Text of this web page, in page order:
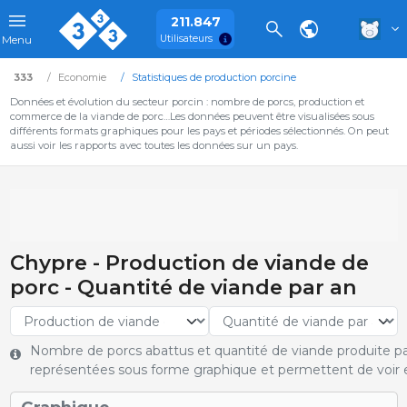
Menu
211.847
Utilisateurs
333 Economie
Statistiques de production porcine
Données et évolution du secteur porcin : nombre de porcs, production et
commerce de la viande de porc…Les données peuvent être visualisées sous
différents formats graphiques pour les pays et périodes sélectionnés. On peut
aussi voir les rapports avec toutes les données sur un pays.
Chypre - Production de viande de
porc - Quantité de viande par an
Nombre de porcs abattus et quantité de viande produite
représentées sous forme graphique et permettent de voir